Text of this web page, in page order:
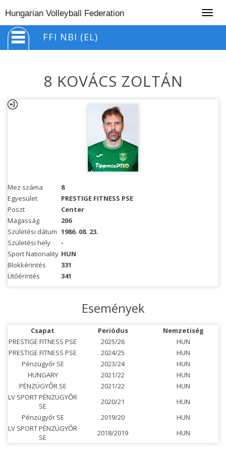
Hungarian Volleyball Federation
FFI NBI (EL)
8 KOVÁCS ZOLTÁN
Mez száma
8
Egyesület
PRESTIGE FITNESS PSE
Poszt
Center
Magasság
206
Születési dátum 1986. 08. 23.
Születési hely
-
Sport Nationality HUN
Blokkérintés
331
Ütőérintés
341
Események
Csapat Periódus
Nemzetiség
PRESTIGE FITNESS PSE
2025/26
HUN
PRESTIGE FITNESS PSE
2024/25
HUN
Pénzügyőr SE
2023/24
HUN
HUNGARY
2021/22
HUN
PÉNZÜGYŐR SE
2021/22
HUN
LV SPORT PÉNZÜGYŐR
SE
2020/21
HUN
Pénzügyőr SE
2019/20
HUN
LV SPORT PÉNZÜGYŐR
SE
2018/2019 HUN